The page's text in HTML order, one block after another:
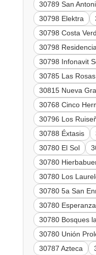
30789 San
30798 Elektra
30798 Costa
30798
30798 Infonavit
30785 Las Rosas
30815 Nueva
30768 Cinco
30796 Los
30788 Éxtasis
30780 El Sol
30780
30780 Los
30780 5a San
30780
30780 Bosques
30780 Unión
30787 Azteca